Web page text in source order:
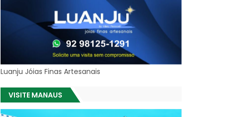
Luanju Jóias Finas Artesanais
VISITE MANAUS